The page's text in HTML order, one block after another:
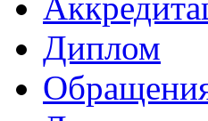
Диплом